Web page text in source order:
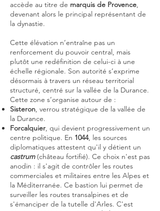
accède au titre de marquis de Provence,
devenant alors le principal représentant de
la dynastie.
Cette élévation n’entraîne pas un
renforcement du pouvoir central, mais
plutôt une redéfinition de celui-ci à une
échelle régionale. Son autorité s’exprime
désormais à travers un réseau territorial
structuré, centré sur la vallée de la Durance.
Cette zone s’organise autour de :
Sisteron, verrou stratégique de la vallée de
la Durance.
Forcalquier, qui devient progressivement un
centre politique. En 1044, les sources
diplomatiques attestent qu'il y détient un
castrum(château fortifié). Ce choix n'est pas
anodin : il s'agit de contrôler les routes
commerciales et militaires entre les Alpes et
la Méditerranée. Ce bastion lui permet de
surveiller les routes transalpines et de
s'émanciper de la tutelle d'Arles. C'est